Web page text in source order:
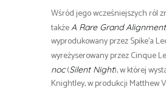
Wśród jego wcześniejszych ról
takżeA Rare Grand Alignment
wyprodukowany przez Spike’a
wyreżyserowany przez Cinque
noc(Silent Night), w której
Knightley, w produkcji Matthew